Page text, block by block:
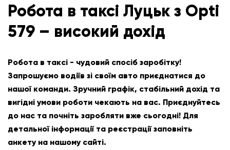
Робота в таксі Луцьк з Opti
579 – високий дохід
Робота в таксі - чудовий спосіб заробітку!
Запрошуємо водіїв зі своїм авто приєднатися до
нашої команди. Зручний графік, стабільний дохід та
вигідні умови роботи чекають на вас. Приєднуйтесь
до нас та почніть заробляти вже сьогодні! Для
детальної інформації та реєстрації заповніть
анкету на нашому сайті.